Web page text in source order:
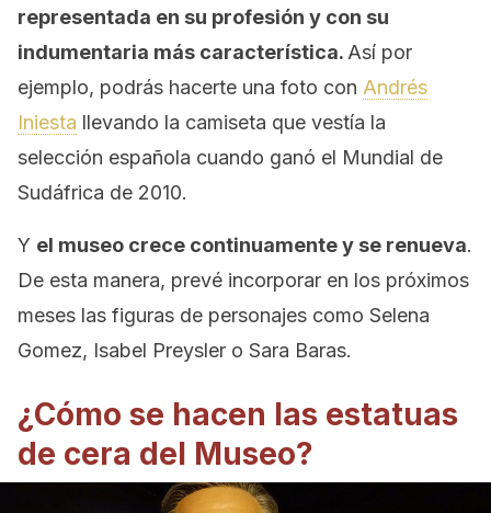
representada en su profesión y con su
indumentaria más característica. Así por
ejemplo, podrás hacerte una foto con Andrés
Iniesta llevando la camiseta que vestía la
selección española cuando ganó el Mundial de
Sudáfrica de 2010.
Y el museo crece continuamente y se renueva.
De esta manera, prevé incorporar en los próximos
meses las figuras de personajes como Selena
Gomez, Isabel Preysler o Sara Baras.
¿Cómo se hacen las estatuas
de cera del Museo?